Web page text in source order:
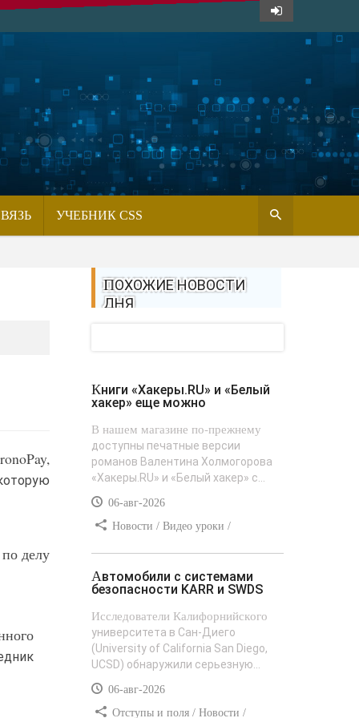
УЧЕБНИК CSS
делу
ПОХОЖИЕ НОВОСТИ
ДНЯ
Книги «Хакеры.RU» и «Белый
хакер» еще можно
В нашем магазине по-прежнему
доступны печатные версии
романов Валентина Холмогорова
«Хакеры.RU» и «Белый хакер» с...
06-авг-2026
Новости / Видео уроки /
Автомобили с системами
безопасности KARR и SWDS
Исследователи Калифорнийского
университета в Сан-Диего
(University of California San Diego,
UCSD) обнаружили серьезную...
06-авг-2026
Отступы и поля / Новости /